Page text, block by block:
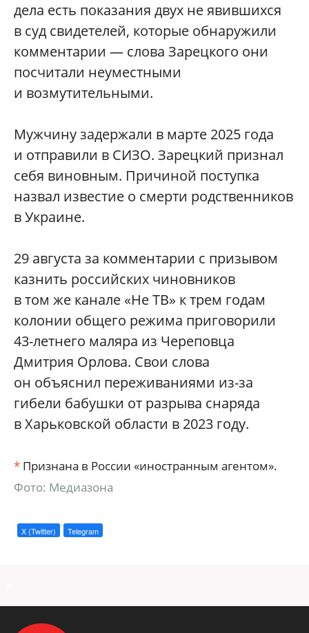
дела есть показания двух не явившихся
в суд свидетелей, которые обнаружили
комментарии — слова Зарецкого они
посчитали неуместными
и возмутительными.
Мужчину задержали в марте 2025 года
и отправили в СИЗО. Зарецкий признал
себя виновным. Причиной поступка
назвал известие о смерти родственников
в Украине.
29 августа за комментарии с призывом
казнить российских чиновников
в том же канале «Не ТВ» к трем годам
колонии общего режима приговорили
43-летнего маляра из Череповца
Дмитрия Орлова. Свои слова
он объяснил переживаниями из-за
гибели бабушки от разрыва снаряда
в Харьковской области в 2023 году.
* Признана в России «иностранным агентом».
Фото: Медиазона
X (Twitter) Telegram